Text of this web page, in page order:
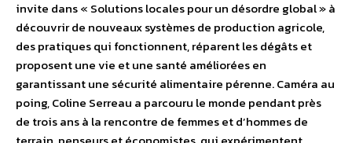
invite dans « Solutions locales pour un désordre global » à
découvrir de nouveaux systèmes de production agricole,
des pratiques qui fonctionnent, réparent les dégâts et
proposent une vie et une santé améliorées en
garantissant une sécurité alimentaire pérenne. Caméra au
poing, Coline Serreau a parcouru le monde pendant près
de trois ans à la rencontre de femmes et d’hommes de